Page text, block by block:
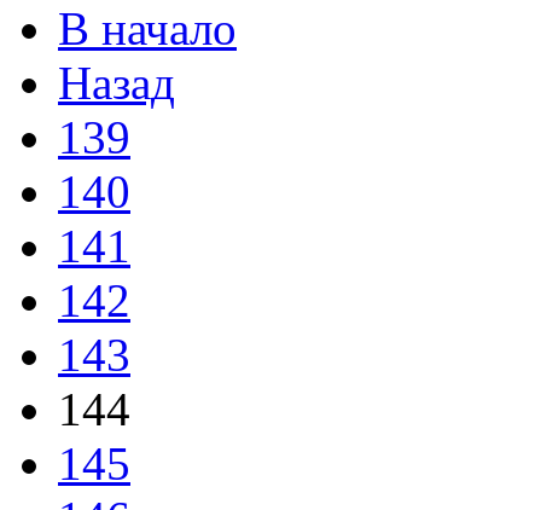
В начало
Назад
139
140
141
142
143
144
145